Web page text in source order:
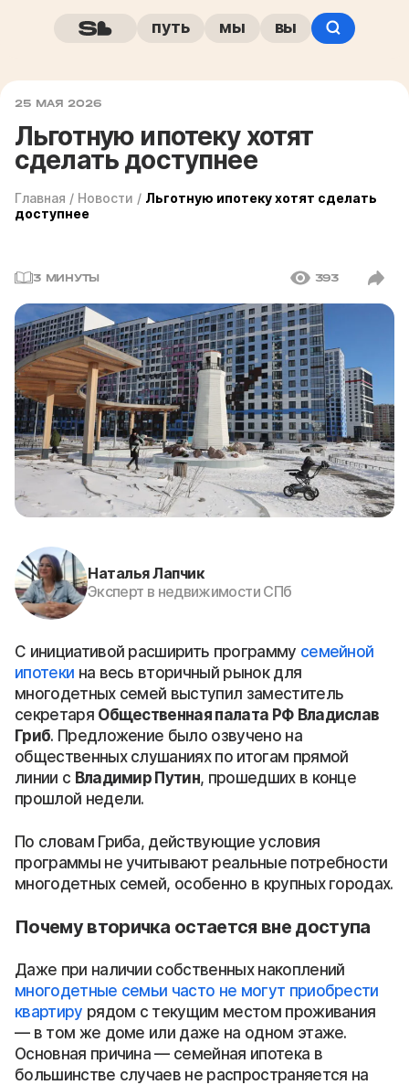
путь мы вы
25 МАЯ 2026
Льготную ипотеку хотят
сделать доступнее
Главная / Новости / Льготную ипотеку хотят сделать
доступнее
3 МИНУТЫ 393
Наталья Лапчик
Эксперт в недвижимости СПб
С инициативой расширить программу семейной
ипотеки на весь вторичный рынок для
многодетных семей выступил заместитель
секретаря Общественная палата РФ Владислав
Гриб. Предложение было озвучено на
общественных слушаниях по итогам прямой
линии с Владимир Путин, прошедших в конце
прошлой недели.
По словам Гриба, действующие условия
программы не учитывают реальные потребности
многодетных семей, особенно в крупных городах.
Почему вторичка остается вне доступа
Даже при наличии собственных накоплений
многодетные семьи часто не могут приобрести
квартиру рядом с текущим местом проживания
— в том же доме или даже на одном этаже.
Основная причина — семейная ипотека в
большинстве случаев не распространяется на